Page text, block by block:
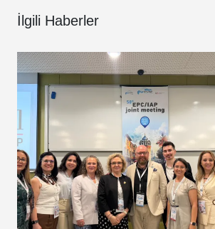
İlgili Haberler